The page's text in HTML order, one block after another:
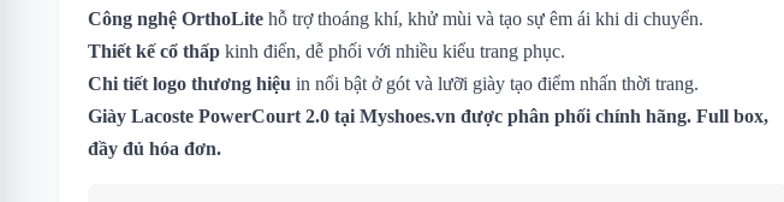
Công nghệ OrthoLite hỗ trợ thoáng khí, khử mùi và tạo sự êm ái khi di chuyển.
Thiết kế cổ thấp kinh điển, dễ phối với nhiều kiểu trang phục.
Chi tiết logo thương hiệu in nổi bật ở gót và lưỡi giày tạo điểm nhấn thời trang.
Giày Lacoste PowerCourt 2.0 tại Myshoes.vn được phân phối chính hãng. Full box,
đầy đủ hóa đơn.